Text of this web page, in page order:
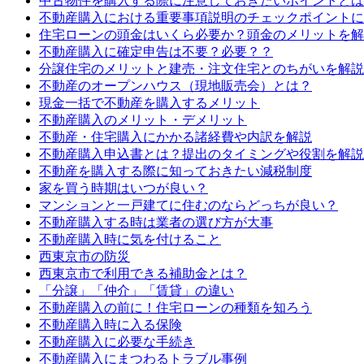
不動産購入における重要事項説明のチェックポイント
住宅ローンの頭金はいくら必要か？頭金のメリットを
不動産購入に確定申告は不要？必要？？
分譲住宅のメリットと建売・注文住宅とのちがいを解説
不動産のオープンハウス（現地販売会）とは？
現金一括で不動産を購入するメリット
不動産購入のメリット・デメリット
不動産・住宅購入にかかる諸経費や内訳を解説
不動産購入申込書とは？提出のタイミングや役割を解説
不動産を購入する際に知っておきたい減税制度
家を買う時期はいつが良い？
マンションと一戸建てに住むのならどっちが良い？
不動産購入する時は業者の選び方が大事
不動産購入時に気を付けること
西東京市の防災
西東京市で利用できる補助金とは？
「分譲」「仲介」「賃貸」の違い
不動産購入の前に！住宅ローンの種類を知ろう
不動産購入時に入る保険
不動産購入に必要な手続き
不動産購入にまつわるトラブル事例